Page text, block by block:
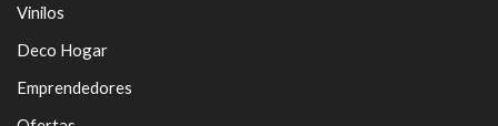
Vinilos
Deco Hogar
Emprendedores